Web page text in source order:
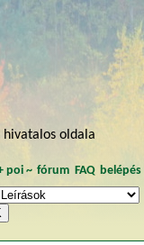
hivatalos oldala
poi~ fórum FAQ belépés